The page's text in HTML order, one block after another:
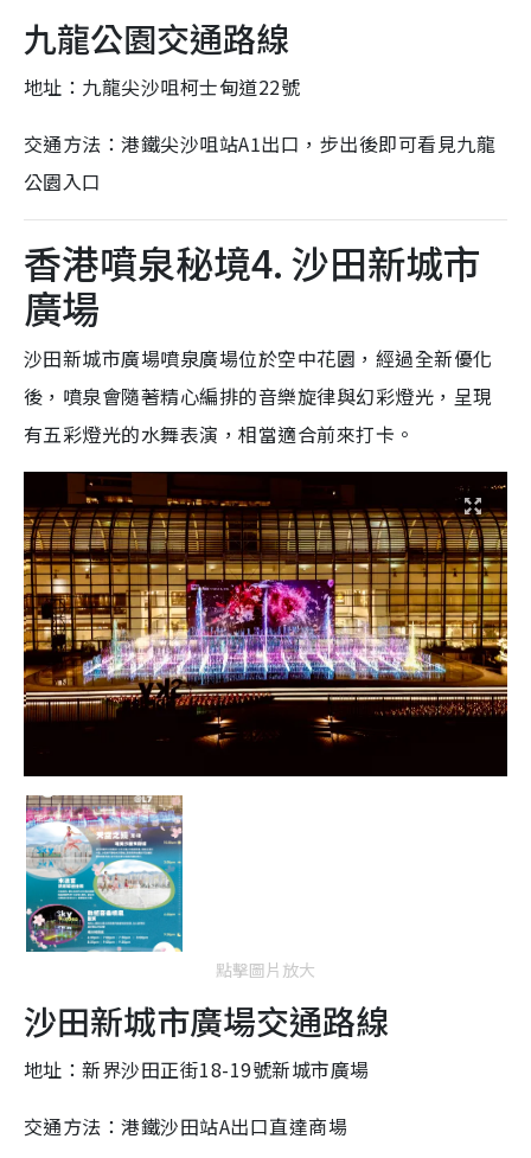
九龍公園交通路線
地址：九龍尖沙咀柯士甸道22號
交通方法：港鐵尖沙咀站A1出口，步出後即可看見九龍
公園入口
香港噴泉秘境4. 沙田新城市
廣場
沙田新城市廣場噴泉廣場位於空中花園，經過全新優化
後，噴泉會隨著精心編排的音樂旋律與幻彩燈光，呈現
有五彩燈光的水舞表演，相當適合前來打卡。
點擊圖片放大
沙田新城市廣場交通路線
地址：新界沙田正街18-19號新城市廣場
交通方法：港鐵沙田站A出口直達商場